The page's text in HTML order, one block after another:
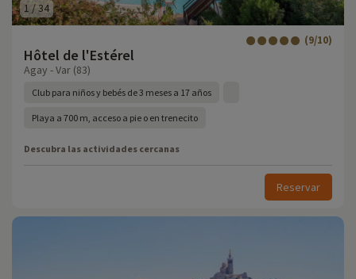
1 /34
Hôtel de l'Estérel
(9/10)
Agay - Var (83)
Club para niños y bebés de 3 meses a 17 años
Playa a 700 m, acceso a pie o en trenecito
Descubra las actividades cercanas
Reservar